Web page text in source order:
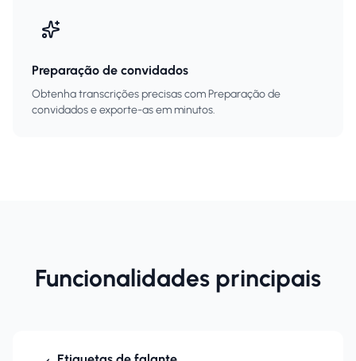
Preparação de convidados
Obtenha transcrições precisas com Preparação de
convidados e exporte-as em minutos.
Funcionalidades principais